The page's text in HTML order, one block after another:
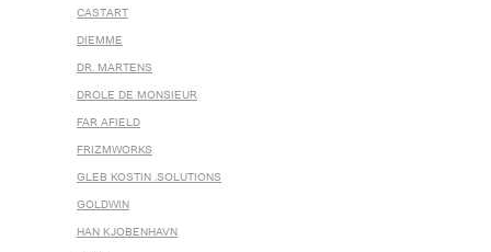
CASTART
DIEMME
DR. MARTENS
DROLE DE MONSIEUR
FAR AFIELD
FRIZMWORKS
GLEB KOSTIN .SOLUTIONS
GOLDWIN
HAN KJOBENHAVN